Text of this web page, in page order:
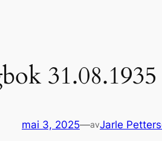
31.08.1935
mai 3, 2025—avJarle